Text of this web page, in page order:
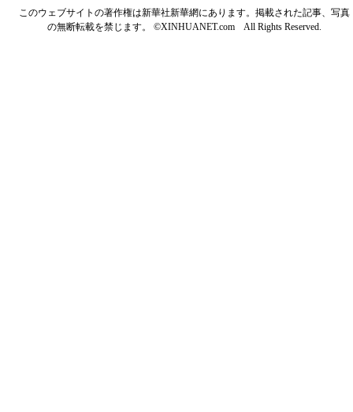
このウェブサイトの著作権は新華社新華網にあります。掲載された記事、写真
の無断転載を禁じます。 ©XINHUANET.com All Rights Reserved.